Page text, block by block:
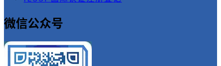
微信公众号